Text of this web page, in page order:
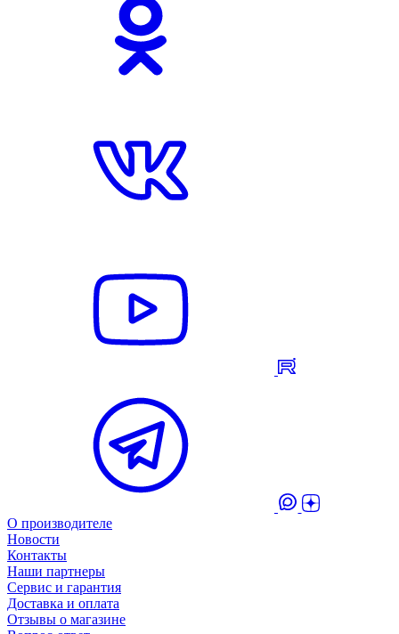
О производителе
Новости
Контакты
Наши партнеры
Сервис и гарантия
Доставка и оплата
Отзывы о магазине